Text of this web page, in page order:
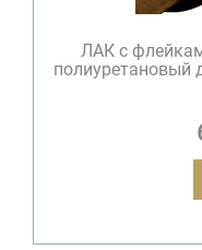
ЛАК c
полиуретановый